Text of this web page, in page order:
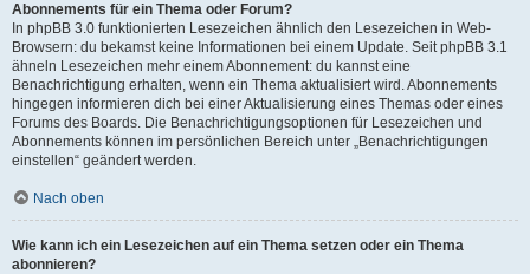
Abonnements für ein Thema oder Forum?
In phpBB 3.0 funktionierten Lesezeichen ähnlich den Lesezeichen in Web-
Browsern: du bekamst keine Informationen bei einem Update. Seit phpBB 3.1
ähneln Lesezeichen mehr einem Abonnement: du kannst eine
Benachrichtigung erhalten, wenn ein Thema aktualisiert wird. Abonnements
hingegen informieren dich bei einer Aktualisierung eines Themas oder eines
Forums des Boards. Die Benachrichtigungsoptionen für Lesezeichen und
Abonnements können im persönlichen Bereich unter „Benachrichtigungen
einstellen“ geändert werden.
Nach oben
Wie kann ich ein Lesezeichen auf ein Thema setzen oder ein Thema
abonnieren?